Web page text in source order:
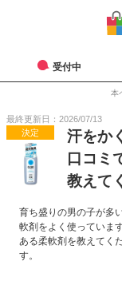
受付中
本
最終更新日：2026/07/13
決定
汗をか
口コミ
教えて
育ち盛りの男の子が多
軟剤をよく使っていま
ある柔軟剤を教えてく
す。